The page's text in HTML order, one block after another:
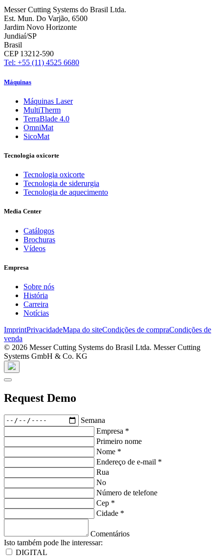
Messer Cutting Systems do Brasil Ltda.
Est. Mun. Do Varjão, 6500
Jardim Novo Horizonte
Jundiaí/SP
Brasil
CEP 13212-590
Tel: +55 (11) 4525 6680
Máquinas
Máquinas Laser
MultiTherm
TerraBlade 4.0
OmniMat
SicoMat
Tecnologia oxicorte
Tecnologia oxicorte
Tecnologia de siderurgia
Tecnologia de aquecimento
Media Center
Catálogos
Brochuras
Vídeos
Empresa
Sobre nós
História
Carreira
Notícias
ImprintPrivacidadeMapa do siteCondições de compraCondições de
venda
© 2026 Messer Cutting Systems do Brasil Ltda. Messer Cutting
Systems GmbH & Co. KG
Request Demo
Semana
Empresa *
Primeiro nome
Nome *
Endereço de e-mail *
Rua
No
Número de telefone
Cep *
Cidade *
Comentários
Isto também pode lhe interessar:
DIGITAL